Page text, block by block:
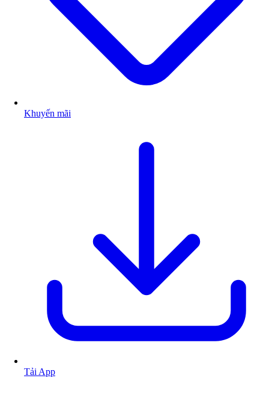
Khuyến mãi
Tải App